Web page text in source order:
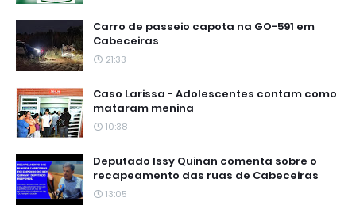
Carro de passeio capota na GO-591 em
Cabeceiras
21:33
Caso Larissa - Adolescentes contam como
mataram menina
10:38
Deputado Issy Quinan comenta sobre o
recapeamento das ruas de Cabeceiras
13:05